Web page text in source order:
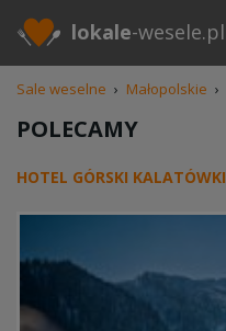
lokale-wesele.pl
Sale weselne › Małopolskie ›
POLECAMY
HOTEL GÓRSKI KALATÓWKI